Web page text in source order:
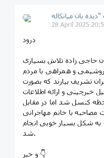
28 April 2025
درود
حاجی زاده تلاش بسیاری
و همراهی با مردم
تشریف بیارند که بصورت
خبرچینی و ارائه اطلاعات
کنسل شد اما در مقابل
مصاحبه با خانم مهاجرانی
به شکل بسیار خوبی انجام
شد.
و خبر 👇